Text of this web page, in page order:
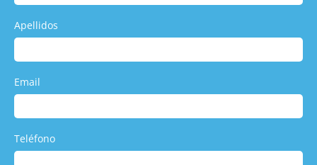
Apellidos
Email
Teléfono